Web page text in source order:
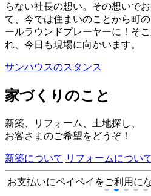
らない社長の想い。その想いで
て、今では住まいのことから町
ールラウンドプレーヤーに！そ
れ、今日も現場に向かいます。
サンハウスのスタンス
家づくりのこと
新築、リフォーム、土地探し、
お客さまのご希望をどうぞ！
新築について リフォームについて
お支払いにペイペイをご利用に